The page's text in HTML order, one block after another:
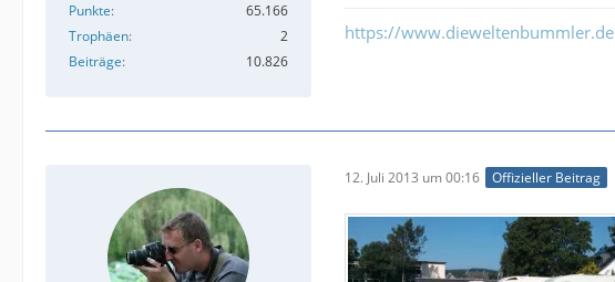
Punkte
65.166
Trophäen
2
Beiträge
10.826
https://www.dieweltenbummler.de
12. Juli 2013 um 00:16 Offizieller Beitrag